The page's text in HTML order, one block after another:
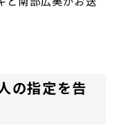
の指定を告